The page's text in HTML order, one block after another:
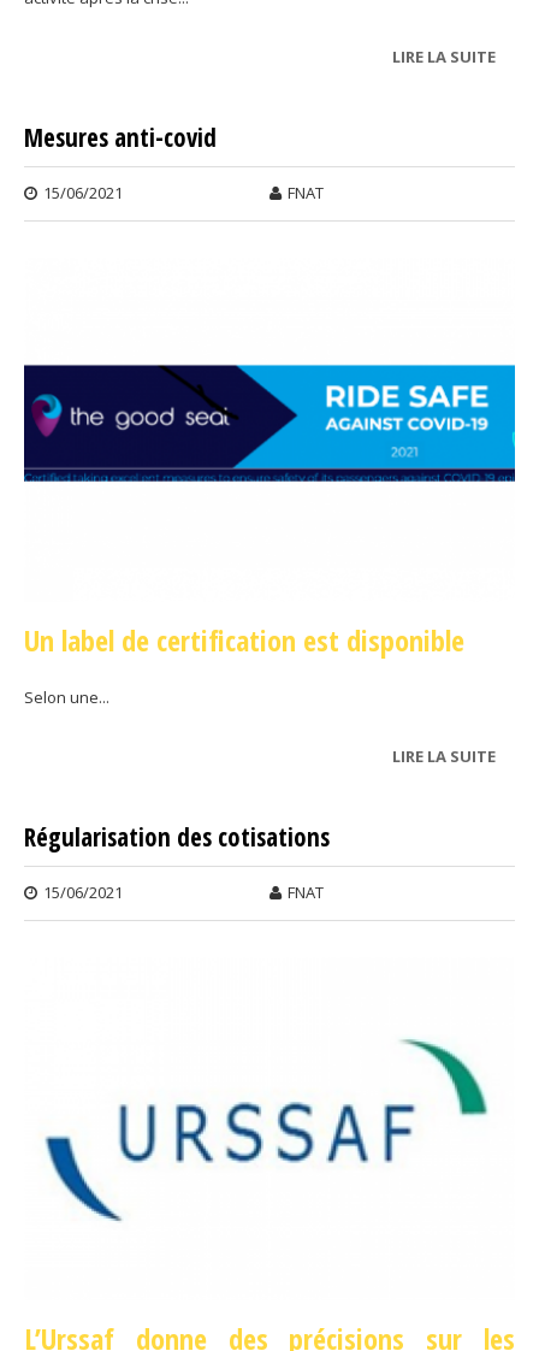
LIRE LA SUITEDE
Mesures anti-covid
15/06/2021 FNAT
Un label de certification est disponible
Selon une...
LIRE LA SUITEDE
Régularisation des cotisations
15/06/2021 FNAT
L’Urssaf donne des précisions sur les